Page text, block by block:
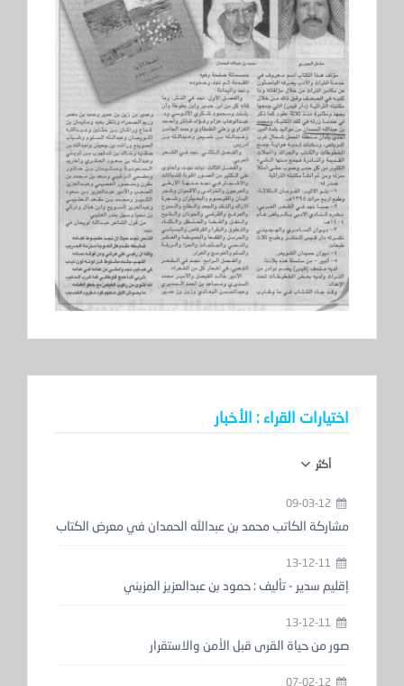
اختيارات القراء : الأخبار
أكثر
مشاركة الكاتب محمد بن عبدالله الحمدان في معرض الكتاب
إقليم سدير - تأليف : حمود بن عبدالعزيز المزيني
صور من حياة القرى قبل الأمن والاستقرار